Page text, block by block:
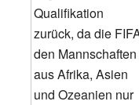
Qualifikation
zurück, da die
den Mannschaften
aus Afrika, Asien
und Ozeanien nur